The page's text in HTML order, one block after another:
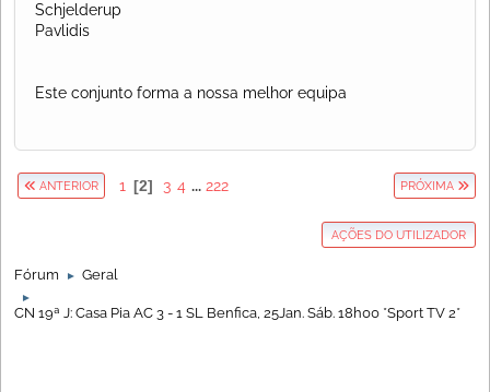
Schjelderup
Pavlidis
Este conjunto forma a nossa melhor equipa
ANTERIOR 1 2 3 4 ... 222 PRÓXIMA
AÇÕES DO UTILIZADOR
Fórum ► Geral
►
CN 19ª J: Casa Pia AC 3 - 1 SL Benfica, 25Jan. Sáb. 18h00 *Sport TV 2*